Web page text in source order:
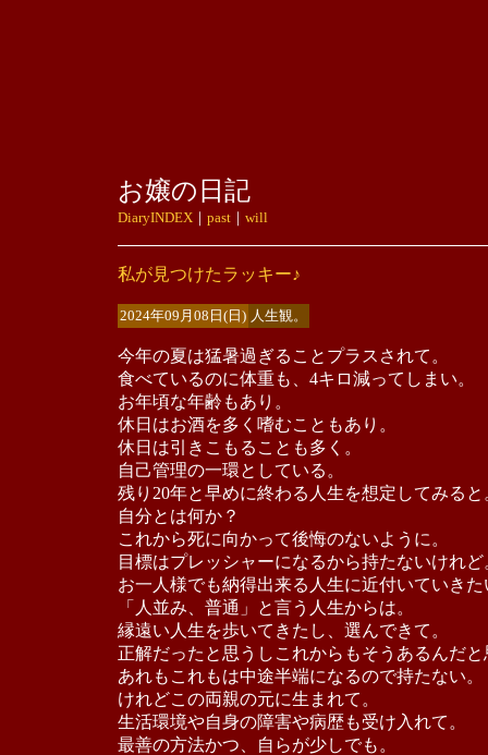
お嬢の日記
DiaryINDEX｜ past｜ will
私が見つけたラッキー♪
2024年09月08日(日) 人生観。
今年の夏は猛暑過ぎることプラスされて。
食べているのに体重も、4キロ減ってしまい。
お年頃な年齢もあり。
休日はお酒を多く嗜むこともあり。
休日は引きこもることも多く。
自己管理の一環としている。
残り20年と早めに終わる人生を想定してみると
自分とは何か？
これから死に向かって後悔のないように。
目標はプレッシャーになるから持たないけれど
お一人様でも納得出来る人生に近付いていきた
「人並み、普通」と言う人生からは。
縁遠い人生を歩いてきたし、選んできて。
正解だったと思うしこれからもそうあるんだと
あれもこれもは中途半端になるので持たない。
けれどこの両親の元に生まれて。
生活環境や自身の障害や病歴も受け入れて。
最善の方法かつ、自らが少しでも。